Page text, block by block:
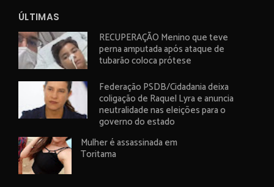
ÚLTIMAS
RECUPERAÇÃO Menino que teve
perna amputada após ataque de
tubarão coloca prótese
Federação PSDB/Cidadania deixa
coligação de Raquel Lyra e anuncia
neutralidade nas eleições para o
governo do estado
Mulher é assassinada em
Toritama